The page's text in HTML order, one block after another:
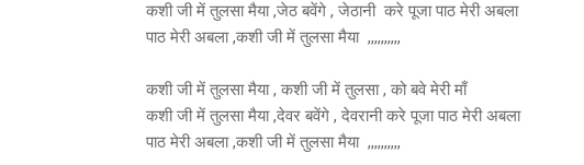
कशी जी में तुलसा मैया ,जेठ बवेंगे , जेठानी करे पूजा पाठ मेरी अबला
पाठ मेरी अबला ,कशी जी में तुलसा मैया ,,,,,,,,,,
कशी जी में तुलसा मैया , कशी जी में तुलसा , को बवे मेरी माँ
कशी जी में तुलसा मैया ,देवर बवेंगे , देवरानी करे पूजा पाठ मेरी अबला
पाठ मेरी अबला ,कशी जी में तुलसा मैया ,,,,,,,,,,